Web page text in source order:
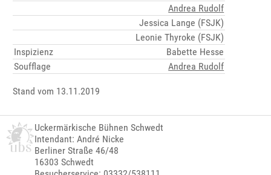
Andrea Rudolf
Jessica Lange (FSJK)
Leonie Thyroke (FSJK)
Inspizienz
Babette Hesse
Soufflage
Andrea Rudolf
Stand vom 13.11.2019
Uckermärkische Bühnen Schwedt
Intendant: André Nicke
Berliner Straße 46/48
16303 Schwedt